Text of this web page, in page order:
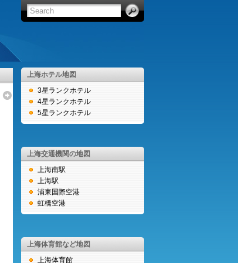
上海ホテル地図
3星ランクホテル
4星ランクホテル
5星ランクホテル
上海交通機関の地図
上海南駅
上海駅
浦東国際空港
虹橋空港
上海体育館など地図
上海体育館